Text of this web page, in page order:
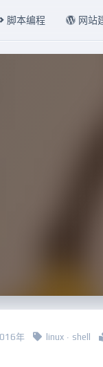
脚本编程 网站
年 linux· shell